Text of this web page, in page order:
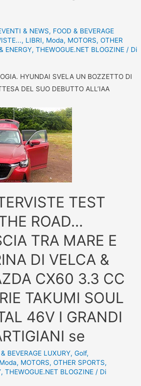
& NEWS, FOOD & BEVERAGE
, LIBRI, Moda, MOTORS,OTHER
ENERGY,THEWOGUE.NET BLOGZINE / Di
HYUNDAI SVELA UN BOZZETTO DI
DEL SUO DEBUTTO ALL’IAA
TEST
ROAD…
TRA MARE E
DI VELCA &
CX60 3.3 CC
TAKUMI SOUL
46V I GRANDI
se
BEVERAGE LUXURY,Golf,
Moda, MOTORS,OTHER SPORTS,
,THEWOGUE.NET BLOGZINE / Di